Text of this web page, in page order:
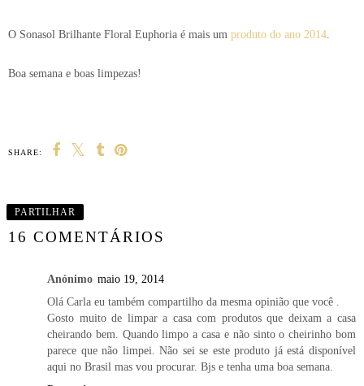
O Sonasol Brilhante Floral Euphoria é mais um produto do ano 2014
Boa semana e boas limpezas!
SHARE:
PARTILHAR
16 COMENTÁRIOS
Anónimo maio 19, 2014
Olá Carla eu também compartilho da mesma opinião que você .
Gosto muito de limpar a casa com produtos que deixam a casa
cheirando bem. Quando limpo a casa e não sinto o cheirinho bom
parece que não limpei. Não sei se este produto já está disponível
aqui no Brasil mas vou procurar. Bjs e tenha uma boa semana.